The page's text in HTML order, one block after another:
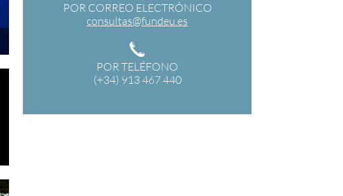
POR CORREO ELECTRÓNICO
consultas@fundeu.es
POR TELÉFONO
(+34) 913 467 440